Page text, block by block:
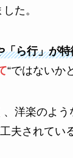
た。
「ら行」が特
“ではないか
、洋楽のよ
夫されてい